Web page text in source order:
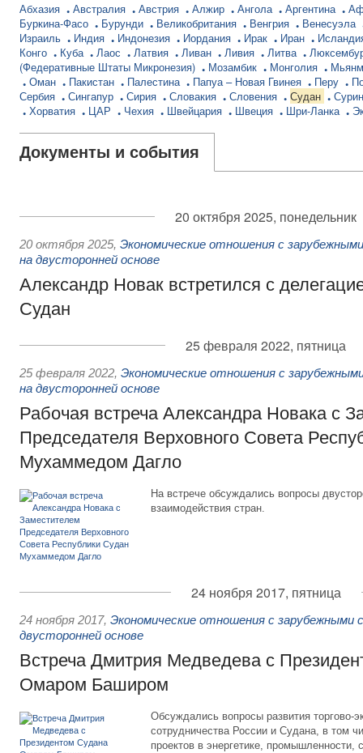
Абхазия Австралия Австрия Алжир Ангола Аргентина
Буркина-Фасо
Бурунди Великобритания Венгрия
Венесуэла
Израиль
Индия Индонезия Иордания Ирак Иран
Конго
Куба Лаос Латвия Ливан Ливия Литва
(Федеративные Штаты Микронезия)
Мозамбик Монголия
Оман
Пакистан Палестина Папуа – Новая Гвинея Перу
Сербия
Сингапур Сирия Словакия Словения Судан
Хорватия
ЦАР Чехия Швейцария Швеция Шри-Ланка
Документы и события
20 октября 2025, понедельник
20 октября 2025, Экономические отношения с
на двусторонней основе
Александр Новак встретился с
Судан
25 февраля 2022, пятница
25 февраля 2022, Экономические отношения с
на двусторонней основе
Рабочая встреча Александра Новака с
Председателя Верховного Совета
Мухаммедом Дагло
На встрече обсуждались вопросы
взаимодействия стран.
24 ноября 2017, пятница
24 ноября 2017, Экономические отношения с зарубежными
двусторонней основе
Встреча Дмитрия Медведева с
Омаром Баширом
Обсуждались вопросы развития торгово-
сотрудничества России и Судана, в том
проектов в энергетике, промышленности,